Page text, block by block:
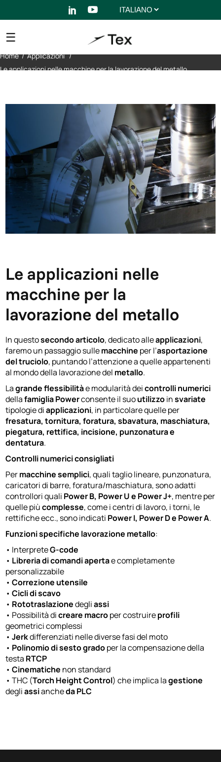
Scegli
Home/Applicazioni/
Le applicazioni nelle macchine per la lavorazione del metallo
Le applicazioni nelle
macchine per la
lavorazione del metallo
In questosecondo articolo, dedicato alleapplicazioni,
faremo un passaggio sullemacchine per l’asportazione
del truciolo, puntando l’attenzione a quelle appartenenti
al mondo della lavorazione del metallo.
Lagrande flessibilitàe modularità deicontrolli numerici
dellafamiglia Powerconsente il suoutilizzoinsvariate
tipologie diapplicazioni, in particolare quelle per
fresatura, tornitura, foratura, sbavatura, maschiatura,
piegatura, rettifica, incisione, punzonatura e
dentatura.
Controlli numerici consigliati
Permacchine semplici, quali taglio lineare, punzonatura,
caricatori di barre, foratura/maschiatura, sono adatti
controllori quali Power B, Power U e Power J+, mentre per
quelle piùcomplesse, come i centri di lavoro, i torni, le
rettifiche ecc., sono indicati Power I, Power D e Power A.
Funzioni specifiche lavorazione metallo:
• InterpreteG-code
• Libreria di comandi apertae completamente
personalizzabile
•Correzione utensile
•Cicli di scavo
• Rototraslazionedegliassi
• Possibilità dicreare macroper costruireprofili
geometrici complessi
•Jerkdifferenziati nelle diverse fasi del moto
• Polinomio di sesto gradoper la compensazione della
testa RTCP
•Cinematiche non standard
• THC (Torch Height Control) che implica lagestione
degliassiancheda PLC